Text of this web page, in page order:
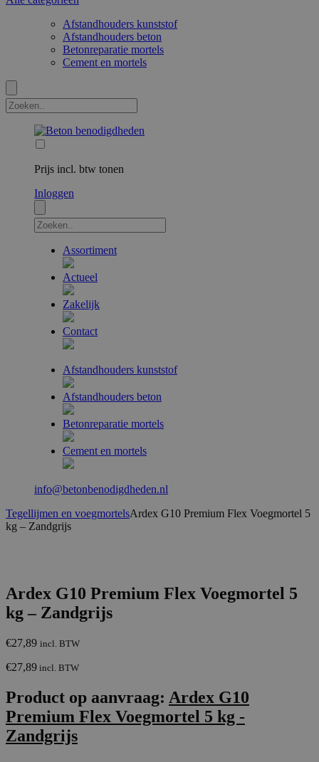
Afstandhouders kunststof
Afstandhouders beton
Betonreparatie mortels
Cement en mortels
Prijs incl. btw tonen
Inloggen
Assortiment
Actueel
Zakelijk
Contact
Afstandhouders kunststof
Afstandhouders beton
Betonreparatie mortels
Cement en mortels
info@betonbenodigdheden.nl
Tegellijmen en voegmortelsArdex G10 Premium Flex Voegmortel 5
kg – Zandgrijs
Ardex G10 Premium Flex Voegmortel 5
kg – Zandgrijs
€27,89 incl. BTW
€27,89 incl. BTW
Product op aanvraag: Ardex G10
Premium Flex Voegmortel 5 kg -
Zandgrijs